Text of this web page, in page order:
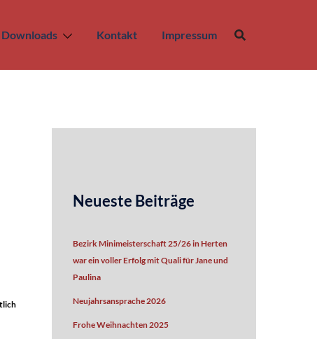
Downloads Kontakt Impressum
Neueste Beiträge
Bezirk Minimeisterschaft 25/26 in Herten
war ein voller Erfolg mit Quali für Jane und
Paulina
Neujahrsansprache 2026
Frohe Weihnachten 2025